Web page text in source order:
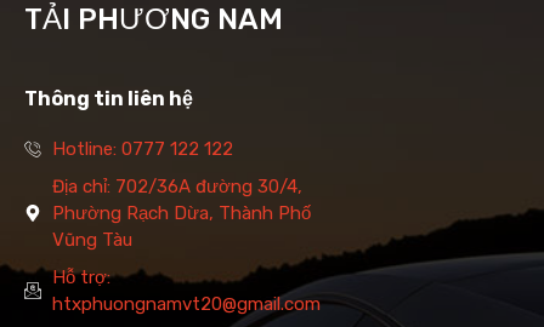
TẢI PHƯƠNG NAM
Thông tin liên hệ
Hotline: 0777 122 122
Địa chỉ: 702/36A đường 30/4,
Phường Rạch Dừa, Thành Phố
Vũng Tàu
Hỗ trợ:
htxphuongnamvt20@gmail.com